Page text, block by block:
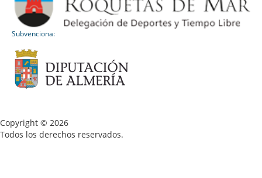
Subvenciona:
Copyright © 2026
Todos los derechos reservados.